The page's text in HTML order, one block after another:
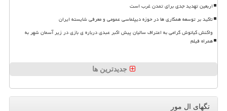
اربعین تهدید جدی برای تمدن غرب است
تاکید بر توسعه همکاری ها در حوزه دیپلماسی عمومی و معرفی شایسته ایران
واکنش کیانوش گرامی به اعتراف سالیان پیش اکبر عبدی درباره ی بازی در زیر آسمان شهر به
همراه فیلم
جدیدترین ها
تگهای ال مور